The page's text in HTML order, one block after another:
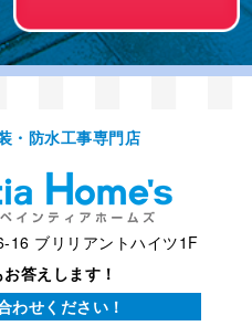
・防⽔⼯事専⾨店
16 ブリリアントハイツ1F
答えします！
わせください！